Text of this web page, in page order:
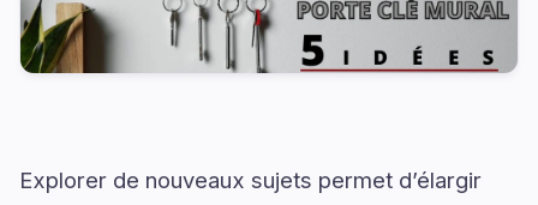
Explorer de nouveaux sujets permet d’élargir